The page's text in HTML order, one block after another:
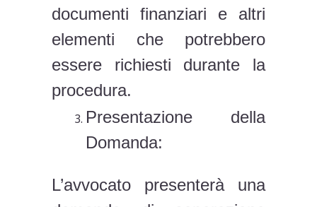
documenti finanziari e altri
elementi che potrebbero
essere richiesti durante la
procedura.
Presentazione della
Domanda:
L’avvocato presenterà una